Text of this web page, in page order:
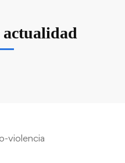
actualidad